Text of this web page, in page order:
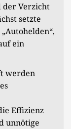
Verzicht
setzte
ein
werden
Effizienz
unnötige